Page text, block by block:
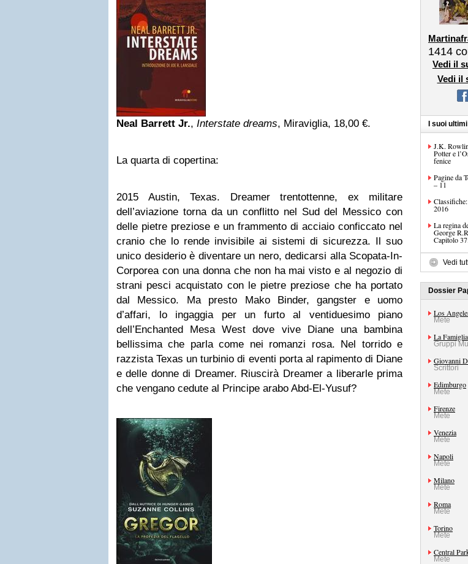
Neal Barrett Jr., Interstate dreams, Miraviglia, 18,00 €.
La quarta di copertina:
2015 Austin, Texas. Dreamer trentottenne, ex militare
dell’aviazione torna da un conflitto nel Sud del Messico con
delle pietre preziose e un frammento di acciaio conficcato nel
cranio che lo rende invisibile ai sistemi di sicurezza. Il suo
unico desiderio è diventare un nero, dedicarsi alla Scopata-In-
Corporea con una donna che non ha mai visto e al negozio di
strani pesci acquistato con le pietre preziose che ha portato
dal Messico. Ma presto Mako Binder, gangster e uomo
d’affari, lo ingaggia per un furto al ventiduesimo piano
dell’Enchanted Mesa West dove vive Diane una bambina
bellissima che parla come nei romanzi rosa. Nel torrido e
razzista Texas un turbinio di eventi porta al rapimento di Diane
e delle donne di Dreamer. Riuscirà Dreamer a liberarle prima
che vengano cedute al Principe arabo Abd-El-Yusuf?
1414
Vedi il
Vedi il
I suoi
J.K.
Potter e
fenice
Pagine da
– 11
2016
La regina
George
Capitolo
Vedi
Dossier
Los
Mete
La Famiglia
Gruppi
Giovanni
Scrittori
Edimburgo
Mete
Firenze
Mete
Venezia
Mete
Napoli
Mete
Milano
Mete
Roma
Mete
Torino
Mete
Central
Mete